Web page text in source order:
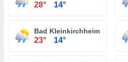
28° 14°
Bad Kleinkirchheim
23° 14°